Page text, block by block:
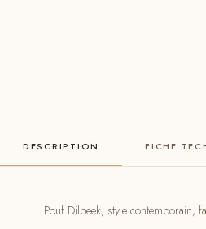
DESCRIPTION FICHE
Pouf Dilbeek, style contemporain,